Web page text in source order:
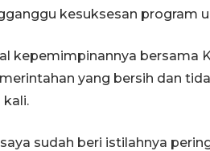
kesuksesan program
kepemimpinannya bersama
yang bersih dan
kali.
sudah beri istilahnya